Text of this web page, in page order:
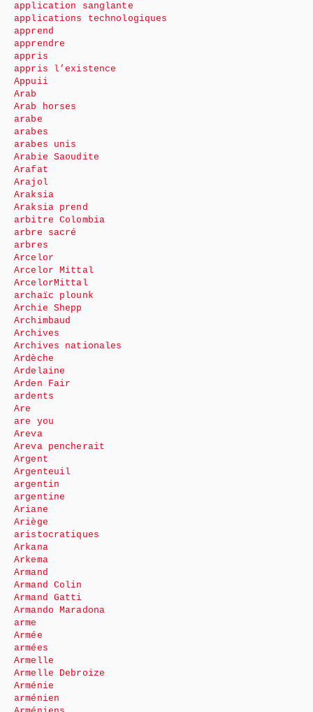
application sanglante
applications technologiques
apprend
apprendre
appris
appris l’existence
Appuii
Arab
Arab horses
arabe
arabes
arabes unis
Arabie Saoudite
Arafat
Arajol
Araksia
Araksia prend
arbitre Colombia
arbre sacré
arbres
Arcelor
Arcelor Mittal
ArcelorMittal
archaïc plounk
Archie Shepp
Archimbaud
Archives
Archives nationales
Ardèche
Ardelaine
Arden Fair
ardents
Are
are you
Areva
Areva pencherait
Argent
Argenteuil
argentin
argentine
Ariane
Ariège
aristocratiques
Arkana
Arkema
Armand
Armand Colin
Armand Gatti
Armando Maradona
arme
Armée
armées
Armelle
Armelle Debroize
Arménie
arménien